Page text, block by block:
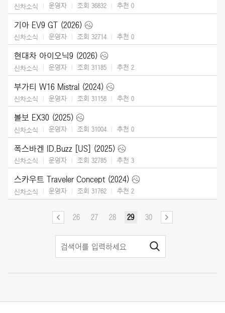
신차소식 운영자 조회 36832 추천 0
기아 EV9 GT (2026)
신차소식 운영자 조회 32714 추천 0
현대차 아이오닉9 (2026)
신차소식 운영자 조회 31185 추천 2
부가티 W16 Mistral (2024)
신차소식 운영자 조회 31158 추천 0
볼보 EX30 (2025)
신차소식 운영자 조회 31004 추천 0
폭스바겐 ID.Buzz [US] (2025)
신차소식 운영자 조회 32785 추천 3
스카우트 Traveler Concept (2024)
신차소식 운영자 조회 31762 추천 2
26 27 28 29 30